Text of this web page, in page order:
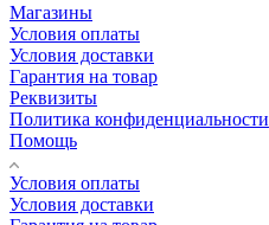
Магазины
Условия оплаты
Условия доставки
Гарантия на товар
Реквизиты
Политика конфиденциальности
Помощь
Условия оплаты
Условия доставки